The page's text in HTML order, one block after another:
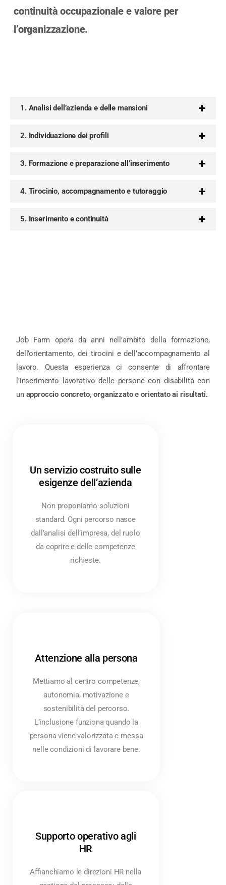
continuità occupazionale e valore per
l’organizzazione.
1. Analisi dell’azienda e delle mansioni
2. Individuazione dei profili
3. Formazione e preparazione all’inserimento
4. Tirocinio, accompagnamento e tutoraggio
5. Inserimento e continuità
Job Farm opera da anni nell’ambito della formazione,
dell’orientamento, dei tirocini e dell’accompagnamento al
lavoro. Questa esperienza ci consente di affrontare
l’inserimento lavorativo delle persone con disabilità con
un approccio concreto, organizzato e orientato ai risultati.
Un servizio costruito sulle
esigenze dell’azienda
Non proponiamo soluzioni
standard. Ogni percorso nasce
dall’analisi dell’impresa, del ruolo
da coprire e delle competenze
richieste.
Attenzione alla persona
Mettiamo al centro competenze,
autonomia, motivazione e
sostenibilità del percorso.
L’inclusione funziona quando la
persona viene valorizzata e messa
nelle condizioni di lavorare bene.
Supporto operativo agli
HR
Affianchiamo le direzioni HR nella